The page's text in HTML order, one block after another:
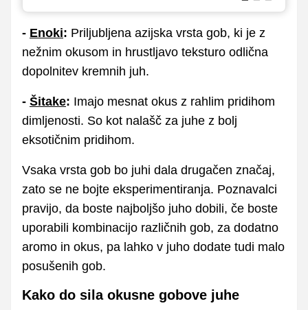
- Enoki: Priljubljena azijska vrsta gob, ki je z
nežnim okusom in hrustljavo teksturo odlična
dopolnitev kremnih juh.
- Šitake: Imajo mesnat okus z rahlim pridihom
dimljenosti. So kot nalašč za juhe z bolj
eksotičnim pridihom.
Vsaka vrsta gob bo juhi dala drugačen značaj,
zato se ne bojte eksperimentiranja. Poznavalci
pravijo, da boste najboljšo juho dobili, če boste
uporabili kombinacijo različnih gob, za dodatno
aromo in okus, pa lahko v juho dodate tudi malo
posušenih gob.
Kako do sila okusne gobove juhe